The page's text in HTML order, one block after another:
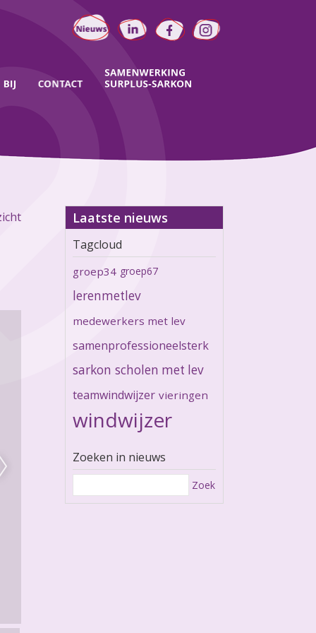
Laatste nieuws
Tagcloud
groep34 groep67
lerenmetlev
medewerkers met lev
samenprofessioneelsterk
sarkon scholen met lev
teamwindwijzer vieringen
windwijzer
Zoeken in nieuws
Zoek